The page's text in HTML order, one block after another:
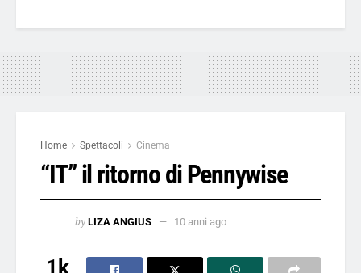
Home Spettacoli Cinema
“IT” il ritorno di Pennywise
by LIZA ANGIUS 10 anni ago
1k